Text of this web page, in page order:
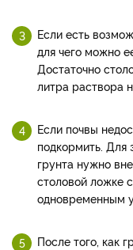
Если есть
для чего можно
Достаточно
литра раствора
Если почвы
подкормить. Для
грунта нужно
столовой ложке
одновременным
После того, как